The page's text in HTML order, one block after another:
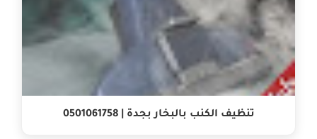
تنظيف الكنب بالبخار بجدة | 0501061758